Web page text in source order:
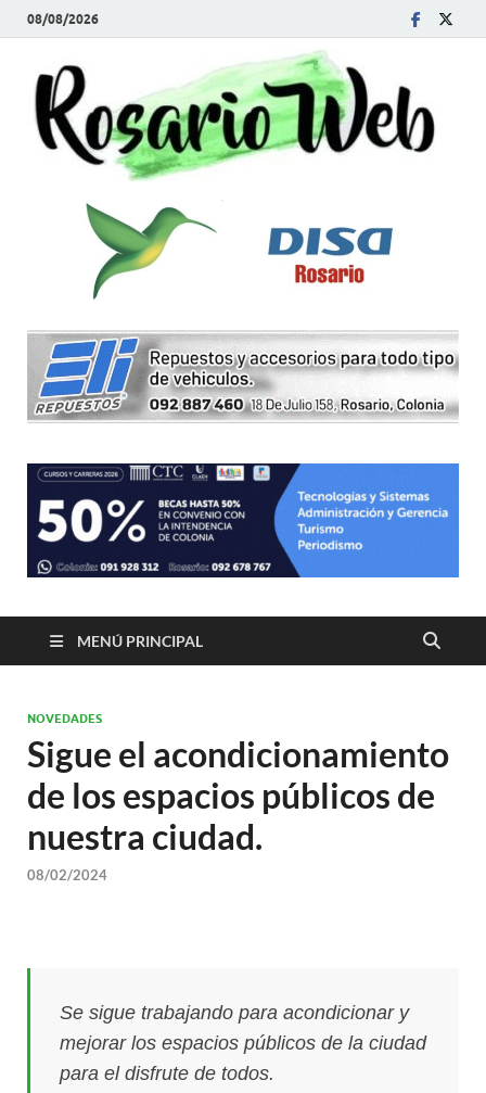
08/08/2026
MENÚ PRINCIPAL
NOVEDADES
Sigue el acondicionamiento
de los espacios públicos de
nuestra ciudad.
08/02/2024
Se sigue trabajando para acondicionar y
mejorar los espacios públicos de la ciudad
para el disfrute de todos.